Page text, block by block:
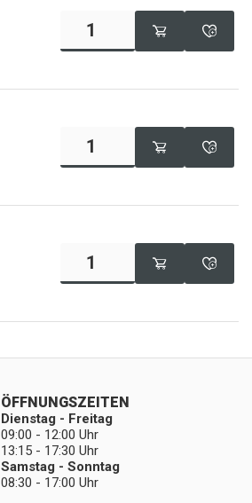
ÖFFNUNGSZEITEN
Dienstag - Freitag
09:00 - 12:00 Uhr
13:15 - 17:30 Uhr
Samstag - Sonntag
08:30 - 17:00 Uhr